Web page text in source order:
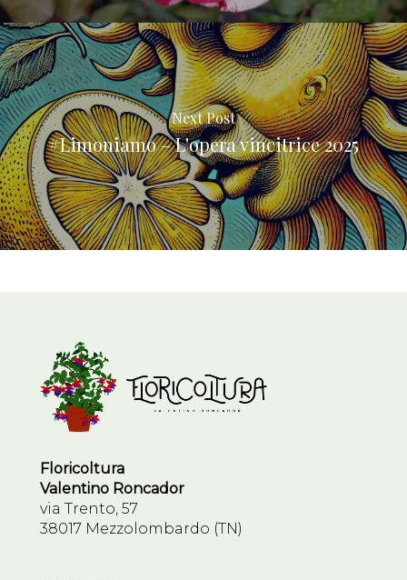
Next Post
#Limoniamo – L'opera vincitrice 2025
Floricoltura
Valentino Roncador
via Trento, 57
38017 Mezzolombardo (TN)